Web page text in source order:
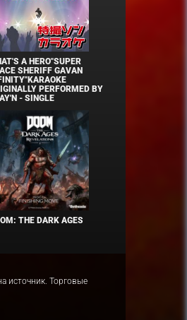
A HERO"SUPER
SHERIFF GAVAN
PERFORMED BY
- SINGLE
THE DARK AGES
источник. Торговые